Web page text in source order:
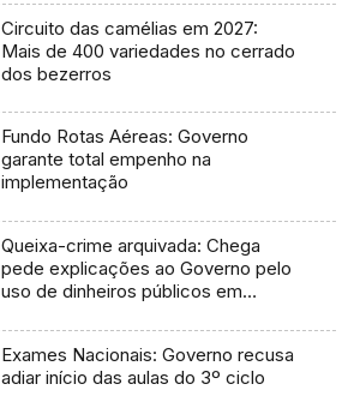
Circuito das camélias em 2027:
Mais de 400 variedades no cerrado
dos bezerros
Fundo Rotas Aéreas: Governo
garante total empenho na
implementação
Queixa-crime arquivada: Chega
pede explicações ao Governo pelo
uso de dinheiros públicos em
Exames Nacionais: Governo recusa
adiar início das aulas do 3º ciclo